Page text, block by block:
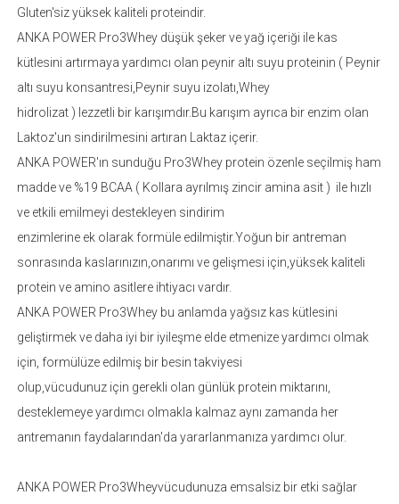
Gluten'siz yüksek kaliteli proteindir.
ANKA POWER Pro3Whey düşük şeker ve yağ içeriği ile kas
kütlesini artırmaya yardımcı olan peynir altı suyu proteinin ( Peynir
altı suyu konsantresi,Peynir suyu izolatı,Whey
hidrolizat ) lezzetli bir karışımdır.Bu karışım ayrıca bir enzim olan
Laktoz'un sindirilmesini artıran Laktaz içerir.
ANKA POWER'ın sunduğu Pro3Whey protein özenle seçilmiş ham
madde ve %19 BCAA ( Kollara ayrılmış zincir amina asit ) ile hızlı
ve etkili emilmeyi destekleyen sindirim
enzimlerine ek olarak formüle edilmiştir.Yoğun bir antreman
sonrasında kaslarınızın,onarımı ve gelişmesi için,yüksek kaliteli
protein ve amino asitlere ihtiyacı vardır.
ANKA POWER Pro3Whey bu anlamda yağsız kas kütlesini
geliştirmek ve daha iyi bir iyileşme elde etmenize yardımcı olmak
için, formülüze edilmiş bir besin takviyesi
olup,vücudunuz için gerekli olan günlük protein miktarını,
desteklemeye yardımcı olmakla kalmaz aynı zamanda her
antremanın faydalarından'da yararlanmanıza yardımcı olur.
ANKA POWER Pro3Wheyvücudunuza emsalsiz bir etki sağlar